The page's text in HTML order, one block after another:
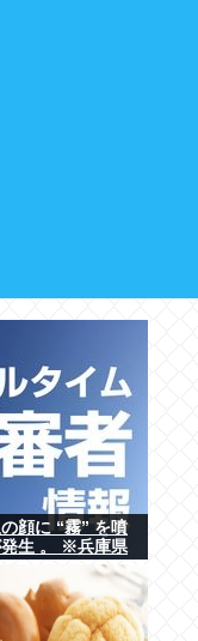
顔に “霧” を噴
生 。 ※兵庫県